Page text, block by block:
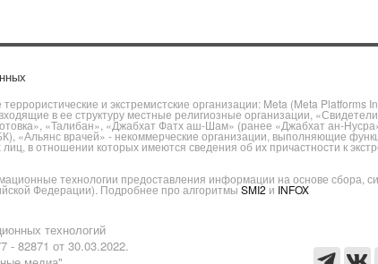
и экстремистские организации: Meta (Meta Platforms
в ее структуру местные религиозные организации,
«Талибан», «Джабхат Фатх аш-Шам» (ранее «Джабхат ан-
«Альянс врачей» - некоммерческие организации, выполняющие
в отношении которых имеются сведения об их причастности к
технологии предоставления информации на основе сбора,
Федерации). Подробнее про алгоритмыSMI2 и INFOX
технологий
- 82871 от 30.03.2022.